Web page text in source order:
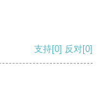
支持[0] 反对[0]